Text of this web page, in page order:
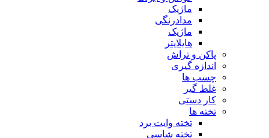
ماژیک
مدادرنگی
ماژیک
هایلایتر
پاکن و تراش
اندازه گیری
چسب ها
غلط گیر
کار دستی
تخته ها
تخته وایت برد
تخته شاسی